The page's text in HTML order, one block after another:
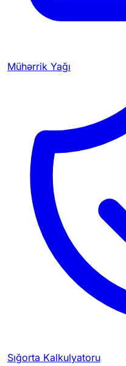
Mühərrik Yağı
Sığorta Kalkulyatoru